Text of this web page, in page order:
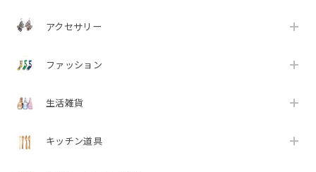
アクセサリー
ファッション
生活雑貨
キッチン道具